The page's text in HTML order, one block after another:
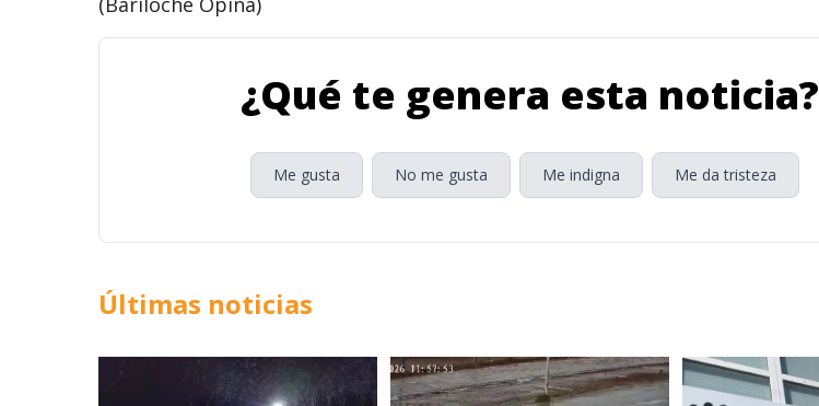
¿Qué te genera esta noticia?
Me gusta No me gusta Me indigna Me da tristeza
Últimas noticias